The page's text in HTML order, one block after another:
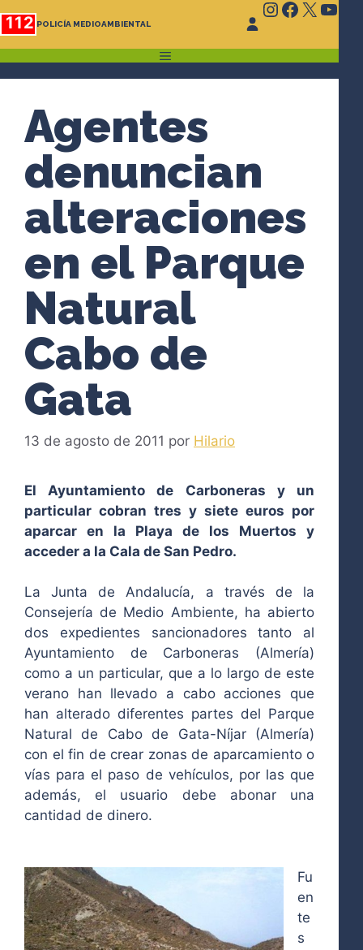
Saltar
al
contenido
112 POLICÍA MEDIOAMBIENTAL
Instagram
X
MENÚ
Agentes
denuncian
alteraciones
en el Parque
Natural
Cabo de
Gata
13 de agosto de 2011 por Hilario
El Ayuntamiento de Carboneras y un
particular cobran tres y siete euros por
aparcar en la Playa de los Muertos y
acceder a la Cala de San Pedro.
La Junta de Andalucía, a través de la
Consejería de Medio Ambiente, ha abierto
dos expedientes sancionadores tanto al
Ayuntamiento de Carboneras (Almería)
como a un particular, que a lo largo de este
verano han llevado a cabo acciones que
han alterado diferentes partes del Parque
Natural de Cabo de Gata-Níjar (Almería)
con el fin de crear zonas de aparcamiento o
vías para el paso de vehículos, por las que
además, el usuario debe abonar una
cantidad de dinero.
Fu
en
te
s